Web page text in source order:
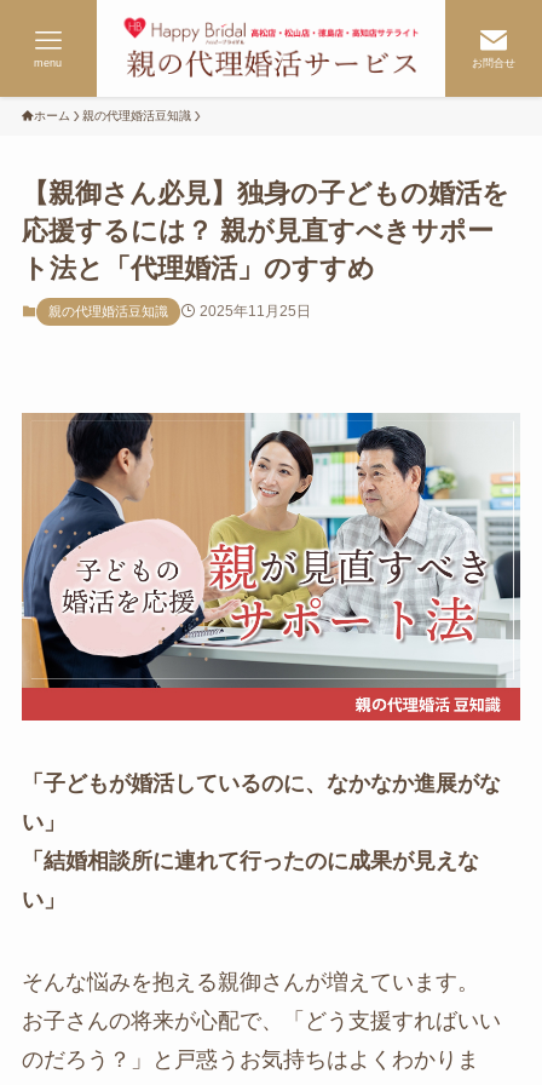
お問合せ
menu
ホーム 親の代理婚活豆知識
【親御さん必見】独身の子どもの婚活を
応援するには？ 親が見直すべきサポー
ト法と「代理婚活」のすすめ
親の代理婚活豆知識 2025年11月25日
「子どもが婚活しているのに、なかなか進展がな
い」
「結婚相談所に連れて行ったのに成果が見えな
い」
そんな悩みを抱える親御さんが増えています。
お子さんの将来が心配で、「どう支援すればいい
のだろう？」と戸惑うお気持ちはよくわかりま